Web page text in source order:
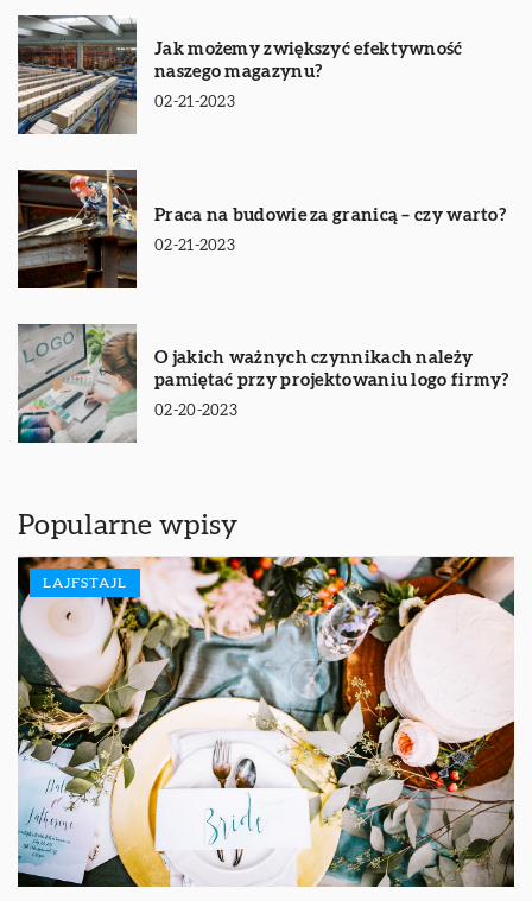
Jak możemy zwiększyć efektywność
naszego magazynu?
02-21-2023
Praca na budowie za granicą – czy warto?
02-21-2023
O jakich ważnych czynnikach należy
pamiętać przy projektowaniu logo firmy?
02-20-2023
Popularne wpisy
LAJFSTAJL